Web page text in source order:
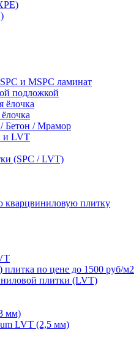
и MSPC ламинат
подложкой
ёлочка
Бетон / Мрамор
и LVT
(SPC / LVT)
кварцвиниловую плитку
по цене до 1500 руб/м2
плитки (LVT)
мм)
LVT (2,5 мм)